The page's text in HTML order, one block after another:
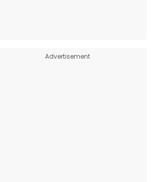
Advertisement